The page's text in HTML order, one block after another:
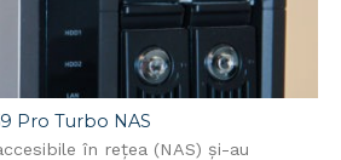
Pro Turbo NAS
în rețea (NAS) și-au